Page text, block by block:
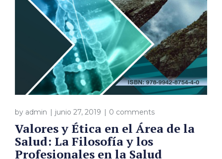
by admin junio 27, 2019 0 comments
Valores y Ética en el Área de la
Salud: La Filosofía y los
Profesionales en la Salud